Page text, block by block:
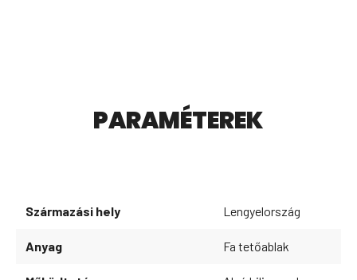
PARAMÉTEREK
Származási hely Lengyelország
Anyag Fa tetőablak